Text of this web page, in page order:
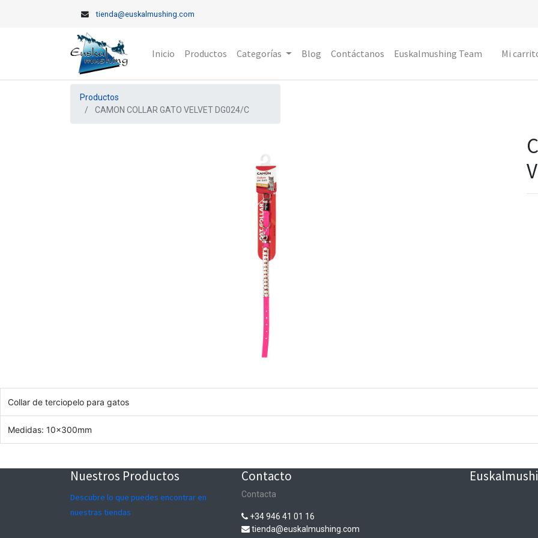
tienda@euskalmushing.com
Inicio Productos Categorías Blog Contáctanos Euskalmushing Team Mi
Productos
CAMON COLLAR GATO VELVET DG024/C
Collar de terciopelo para gatos
Medidas: 10x300mm
Nuestros Productos
Descubre lo que puedes encontrar en
nuestras tiendas
Contacto
Contacta
+34 946 41 01 16
tienda@euskalmushing.com